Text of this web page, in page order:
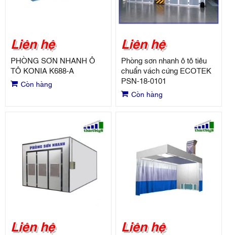
Liên hệ
PHÒNG SƠN NHANH Ô
TÔ KONIA K688-A
Còn hàng
Liên hệ
Phòng sơn nhanh ô tô tiêu
chuẩn vách cứng ECOTEK
PSN-18-0101
Còn hàng
Liên hệ Liên hệ